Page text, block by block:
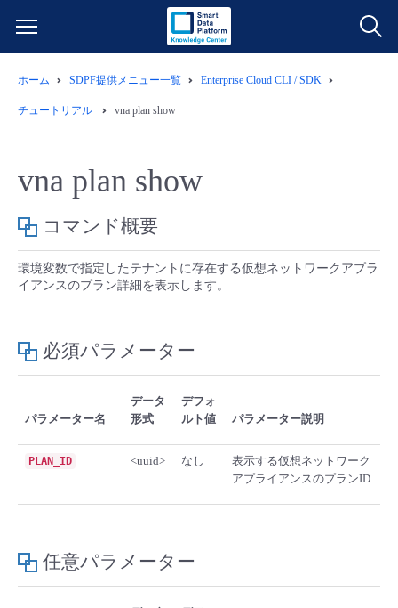
サービス一覧
クラウド/サーバー
ネットワーク
IoT
モニタリング/監査
管理機能
データ利活用
クラウド/サーバー
ネットワーク
IoT
モニタリング/監査
サポート
すべてのメニューを見る
料金情報
料金シミュレーター
データ利活用
クラウド/サーバー
ネットワーク
IoT
サポート
すべてのメニューを見る
■ 管理機能
- 管理機能
■ セットアップガイド
- 新規お申し込み方法
- 初期設定・確認
- ユーザー機能の管理
- バックアップ
- セキュリティ・監査
- データと分析
故障/メンテナンス情報
サービス稼働状況
故障/メンテナンス履歴
定期メンテナンス
ホーム SDPF提供メニュー一覧 Enterprise Cloud CLI / SDK
チュートリアル vna plan show
vna plan show
コマンド概要
環境変数で指定したテナントに存在する仮想ネットワークアプラ
イアンスのプラン詳細を表示します。
必須パラメーター
パラメーター名
データ
形式
デフォ
ルト値
パラメーター説明
PLAN_ID <uuid> なし
表示する仮想ネットワーク
アプライアンスのプランID
任意パラメーター